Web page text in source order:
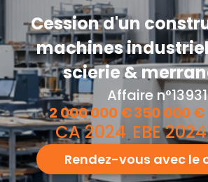
Cession d'un
machines
scierie &
Affaire n°13931
2 000 000€
CA 2024
350 000€
EBE 2024
Rendez-vous avec le